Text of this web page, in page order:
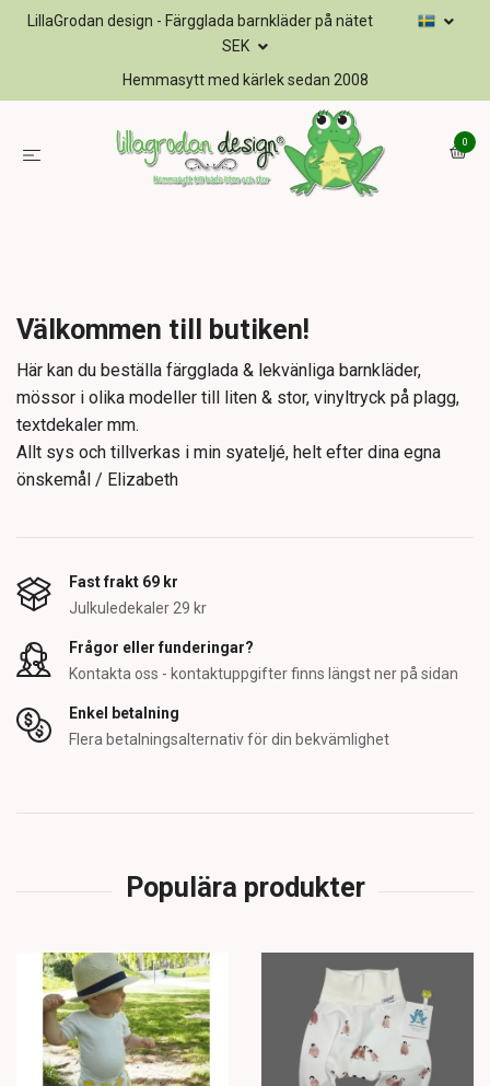
LillaGrodan design - Färgglada barnkläder på nätet
SEK
Hemmasytt med kärlek sedan 2008
0
Välkommen till butiken!
Här kan du beställa färgglada & lekvänliga barnkläder,
mössor i olika modeller till liten & stor, vinyltryck på plagg,
textdekaler mm.
Allt sys och tillverkas i min syateljé, helt efter dina egna
önskemål / Elizabeth
Fast frakt 69 kr
Julkuledekaler 29 kr
Frågor eller funderingar?
Kontakta oss - kontaktuppgifter finns längst ner på sidan
Enkel betalning
Flera betalningsalternativ för din bekvämlighet